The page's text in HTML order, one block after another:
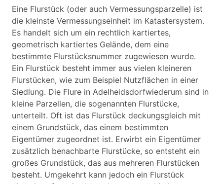
Eine Flurstück (oder auch Vermessungsparzelle) ist
die kleinste Vermessungseinheit im Katastersystem.
Es handelt sich um ein rechtlich kartiertes,
geometrisch kartiertes Gelände, dem eine
bestimmte Flurstücksnummer zugewiesen wurde.
Ein Flurstück besteht immer aus vielen kleineren
Flurstücken, wie zum Beispiel Nutzflächen in einer
Siedlung. Die Flure in Adelheidsdorfwiederum sind in
kleine Parzellen, die sogenannten Flurstücke,
unterteilt. Oft ist das Flurstück deckungsgleich mit
einem Grundstück, das einem bestimmten
Eigentümer zugeordnet ist. Erwirbt ein Eigentümer
zusätzlich benachbarte Flurstücke, so entsteht ein
großes Grundstück, das aus mehreren Flurstücken
besteht. Umgekehrt kann jedoch ein Flurstück